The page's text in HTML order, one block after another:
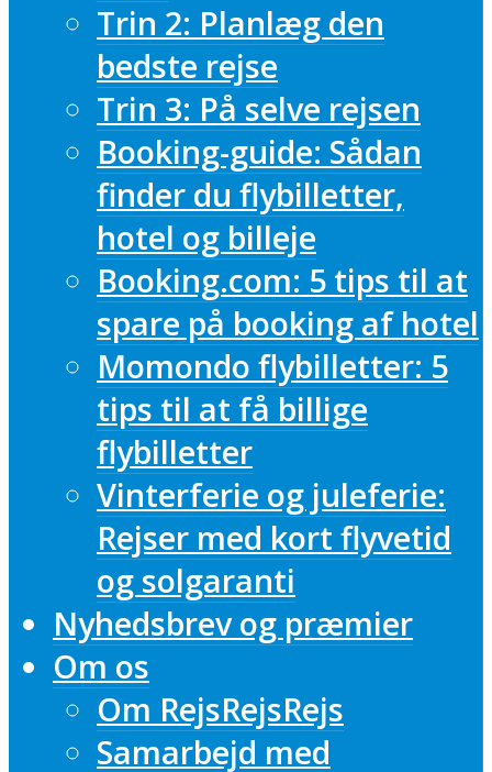
Trin 2: Planlæg den
bedste rejse
Trin 3: På selve rejsen
Booking-guide: Sådan
finder du flybilletter,
hotel og billeje
Booking.com: 5 tips til at
spare på booking af hotel
Momondo flybilletter: 5
tips til at få billige
flybilletter
Vinterferie og juleferie:
Rejser med kort flyvetid
og solgaranti
Nyhedsbrev og præmier
Om os
Om RejsRejsRejs
Samarbejd med